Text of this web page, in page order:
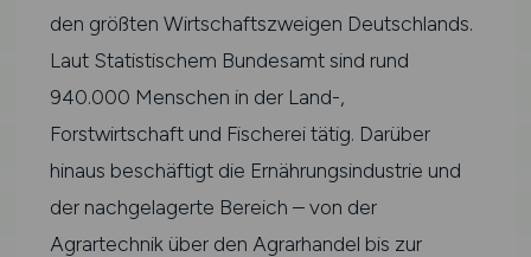
den größten Wirtschaftszweigen Deutschlands.
Laut Statistischem Bundesamt sind rund
940.000 Menschen in der Land-,
Forstwirtschaft und Fischerei tätig. Darüber
hinaus beschäftigt die Ernährungsindustrie und
der nachgelagerte Bereich – von der
Agrartechnik über den Agrarhandel bis zur